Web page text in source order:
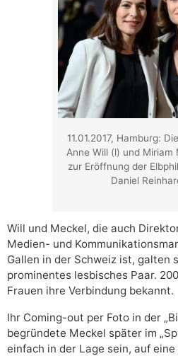
11.01.2017, Hamburg:
Anne Will (l) und Miriam
zur Eröffnung der
Daniel
Will und Meckel, die auch
Medien- und
Gallen in der Schweiz ist, galten
prominentes lesbisches Paar.
Frauen ihre Verbindung bekannt.
Ihr Coming-out per Foto in der
begründete Meckel später im
einfach in der Lage sein, auf